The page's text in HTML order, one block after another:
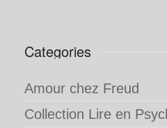
Categories
Amour chez Freud
Collection Lire en